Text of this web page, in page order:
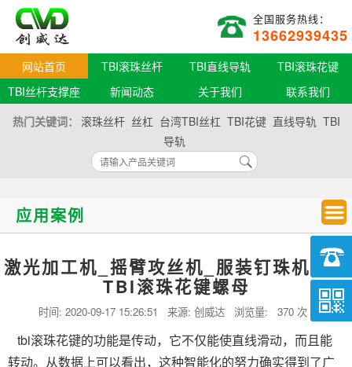
全国服务热线：
13662939435
网站首页 TBI滚珠丝杆 TBI直线导轨
TBI滚珠花键
TBI丝杆支撑座
新闻动态 关于我们
联系我们
热门关键词： 滚珠丝杆 丝杠 台湾TBI丝杠 TBI花键 直线导轨 TBI
导轨
应用案例
激光加工机_摇臂攻丝机_服装钉珠机台湾
TBI滚珠花键螺母
时间: 2020-09-17 15:26:51 来源: 创威达 浏览量: 370 次
tbi滚珠花键的功能是传动，它不仅能使直线滑动，而且能
转动。从数据上可以看出，这种智能化的努力确实得到了广